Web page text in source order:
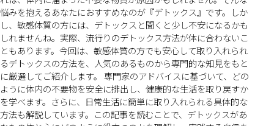
悩みを抱えるあなたにおすすめなのが『デトックス』です。しか
し、敏感体質の方には、デトックスと聞くと少し不安になるかも
しれませんね。実際、流行りのデトックス方法が体に合わないこ
ともあります。今回は、敏感体質の方でも安心して取り入れられ
るデトックスの方法を、人気のあるものから専門的な知見をもと
に厳選してご紹介します。 専門家のアドバイスに基づいて、どの
ように体内の不要物を安全に排出し、健康的な生活を取り戻すか
を学べます。さらに、日常生活に簡単に取り入れられる具体的な
方法も解説しています。この記事を読むことで、デトックスがあ